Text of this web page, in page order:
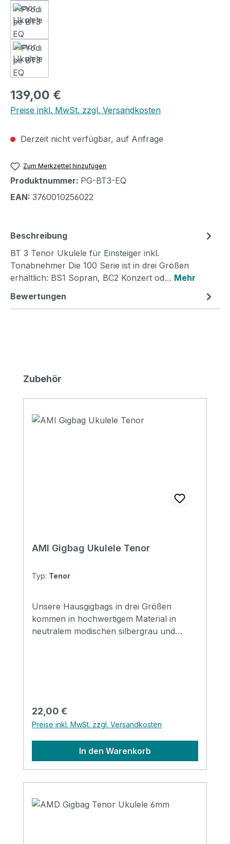
Regulärer Preis:
139,00 €
Preise inkl. MwSt. zzgl. Versandkosten
Derzeit nicht verfügbar, auf Anfrage
Zum Merkzettel hinzufügen
Produktnummer: PG-BT3-EQ
EAN: 3760010256022
Beschreibung
BT 3 Tenor Ukulele für Einsteiger inkl.
Tonabnehmer Die 100 Serie ist in drei Größen
erhältlich: BS1 Sopran, BC2 Konzert od… Mehr
Bewertungen
Produktgalerie überspringen
Zubehör
AMI Gigbag Ukulele Tenor
Typ: Tenor
Unsere Hausgigbags in drei Größen
kommen in hochwertigem Material in
neutralem modischen silbergrau und
Regulärer Preis:
22,00 €
Preise inkl. MwSt. zzgl. Versandkosten
In den Warenkorb